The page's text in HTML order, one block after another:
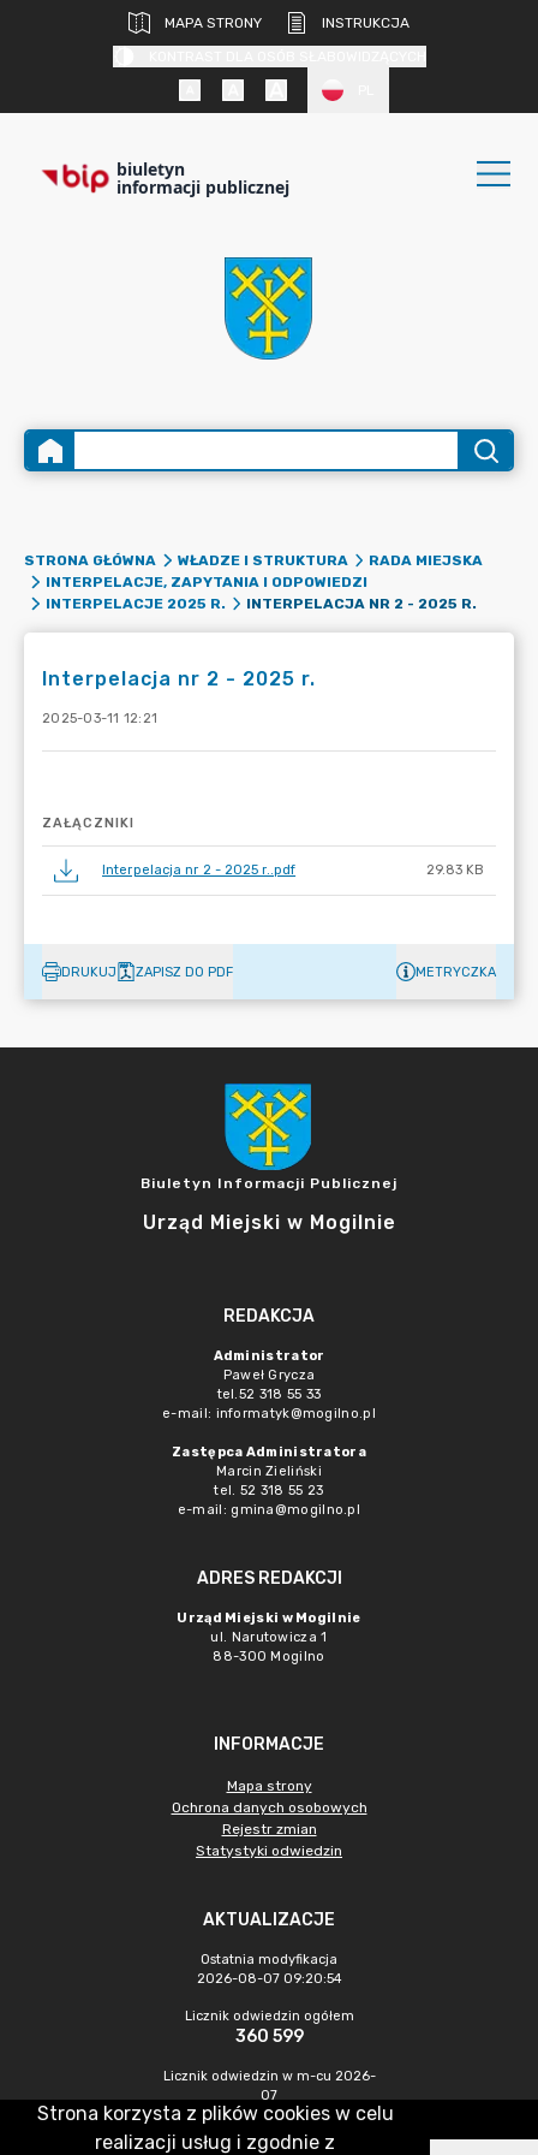
MAPA STRONY
INSTRUKCJA
biuletyn
informacji publicznej
STRONA GŁÓWNA WŁADZE I STRUKTURA
RADA MIEJSKA
INTERPELACJE, ZAPYTANIA I ODPOWIEDZI
INTERPELACJE 2025 R.
INTERPELACJA NR 2 - 2025 R.
Interpelacja nr 2 - 2025 r.
2025-03-11 12:21
ZAŁĄCZNIKI
Interpelacja nr 2 - 2025 r..pdf 29.83 KB
DRUKUJ ZAPISZ DO PDF METRYCZKA
Biuletyn Informacji Publicznej
Urząd Miejski w Mogilnie
REDAKCJA
Administrator
Paweł Grycza
tel.52 318 55 33
e-mail: informatyk@mogilno.pl
Zastępca Administratora
Marcin Zieliński
tel. 52 318 55 23
e-mail: gmina@mogilno.pl
ADRES REDAKCJI
Urząd Miejski w Mogilnie
ul. Narutowicza 1
88-300 Mogilno
INFORMACJE
Mapa strony
Ochrona danych osobowych
Rejestr zmian
Statystyki odwiedzin
AKTUALIZACJE
Ostatnia modyfikacja
2026-08-07 09:20:54
Licznik odwiedzin ogółem
360 599
Licznik odwiedzin w m-cu 2026-
07
1 244
Strona korzysta z plików cookies w celu
realizacji usług i zgodnie z